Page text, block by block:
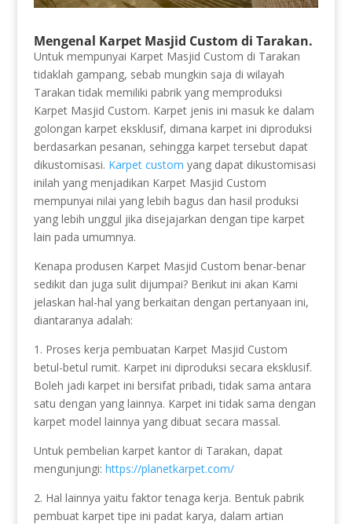
Mengenal Karpet Masjid Custom di Tarakan.
Untuk mempunyai Karpet Masjid Custom di Tarakan
tidaklah gampang, sebab mungkin saja di wilayah
Tarakan tidak memiliki pabrik yang memproduksi
Karpet Masjid Custom. Karpet jenis ini masuk ke dalam
golongan karpet eksklusif, dimana karpet ini diproduksi
berdasarkan pesanan, sehingga karpet tersebut dapat
dikustomisasi. Karpet custom yang dapat dikustomisasi
inilah yang menjadikan Karpet Masjid Custom
mempunyai nilai yang lebih bagus dan hasil produksi
yang lebih unggul jika disejajarkan dengan tipe karpet
lain pada umumnya.
Kenapa produsen Karpet Masjid Custom benar-benar
sedikit dan juga sulit dijumpai? Berikut ini akan Kami
jelaskan hal-hal yang berkaitan dengan pertanyaan ini,
diantaranya adalah:
1. Proses kerja pembuatan Karpet Masjid Custom
betul-betul rumit. Karpet ini diproduksi secara eksklusif.
Boleh jadi karpet ini bersifat pribadi, tidak sama antara
satu dengan yang lainnya. Karpet ini tidak sama dengan
karpet model lainnya yang dibuat secara massal.
Untuk pembelian karpet kantor di Tarakan, dapat
mengunjungi: https://planetkarpet.com/
2. Hal lainnya yaitu faktor tenaga kerja. Bentuk pabrik
pembuat karpet tipe ini padat karya, dalam artian